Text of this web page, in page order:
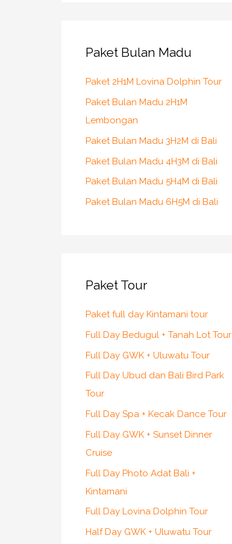
h
o
r
:
Paket Bulan Madu
Paket 2H1M Lovina Dolphin Tour
Paket Bulan Madu 2H1M
Lembongan
Paket Bulan Madu 3H2M di Bali
Paket Bulan Madu 4H3M di Bali
Paket Bulan Madu 5H4M di Bali
Paket Bulan Madu 6H5M di Bali
Paket Tour
Paket full day Kintamani tour
Full Day Bedugul + Tanah Lot Tour
Full Day GWK + Uluwatu Tour
Full Day Ubud dan Bali Bird Park
Tour
Full Day Spa + Kecak Dance Tour
Full Day GWK + Sunset Dinner
Cruise
Full Day Photo Adat Bali +
Kintamani
Full Day Lovina Dolphin Tour
Half Day GWK + Uluwatu Tour